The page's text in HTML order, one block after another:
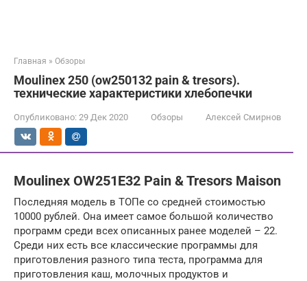
Главная » Обзоры
Moulinex 250 (ow250132 pain & tresors).
технические характеристики хлебопечки
Опубликовано: 29 Дек 2020 Обзоры Алексей Смирнов
Moulinex OW251E32 Pain & Tresors Maison
Последняя модель в ТОПе со средней стоимостью
10000 рублей. Она имеет самое большой количество
программ среди всех описанных ранее моделей – 22.
Среди них есть все классические программы для
приготовления разного типа теста, программа для
приготовления каш, молочных продуктов и